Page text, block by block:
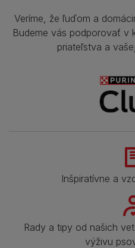
Veríme, že ľuďom a
Budeme vás podporovať v
priateľstva a
Inšpiratívne a
Rady a tipy od našich
výživu